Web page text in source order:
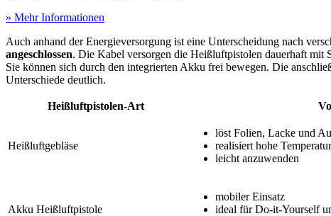
» Mehr Informationen
Auch anhand der Energieversorgung ist eine Unterscheidung nach
angeschlossen. Die Kabel versorgen die Heißluftpistolen dauerhaft
Sie können sich durch den integrierten Akku frei bewegen. Die
Unterschiede deutlich.
Heißluftpistolen-Art
Heißluftgebläse
löst Folien, Lacke und
realisiert hohe
leicht anzuwenden
Akku Heißluftpistole
mobiler Einsatz
ideal für Do-it-Yourself